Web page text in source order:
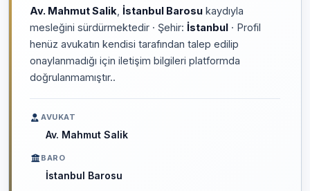
Av. Mahmut Salik İstanbul Barosu kaydıyla
mesleğini sürdürmektedir · Şehir: İstanbul · Profil
henüz avukatın kendisi tarafından talep edilip
onaylanmadığı için iletişim bilgileri platformda
doğrulanmamıştır..
AVUKAT
Av. Mahmut Salik
BARO
İstanbul Barosu